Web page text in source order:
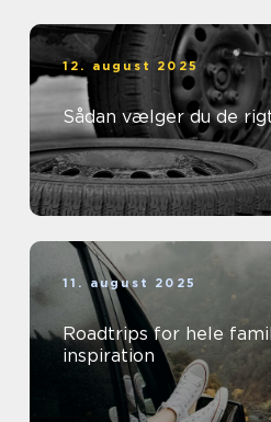
12. august 2025
Sådan vælger du de
11. august 2025
Roadtrips for hele
inspiration